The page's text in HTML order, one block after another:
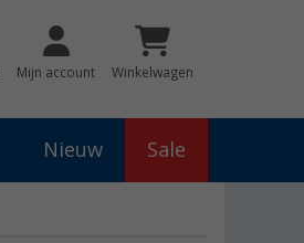
Mijn account Winkelwagen
Nieuw Sale